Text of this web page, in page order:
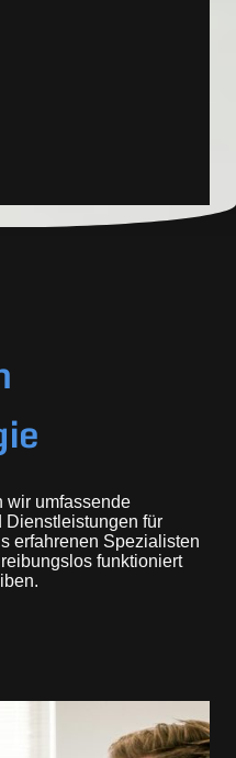
wir umfassende
Dienstleistungen für
erfahrenen Spezialisten
funktioniert